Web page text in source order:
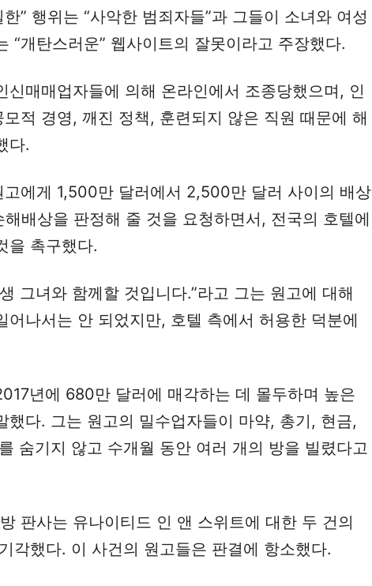
” 행위는 “사악한 범죄자들”과 그들이 소녀와 여성
“개탄스러운” 웹사이트의 잘못이라고 주장했다.
신매매업자들에 의해 온라인에서 조종당했으며, 인
적 경영, 깨진 정책, 훈련되지 않은 직원 때문에 해
다.
에게 1,500만 달러에서 2,500만 달러 사이의 배상
배상을 판정해 줄 것을 요청하면서, 전국의 호텔에
을 촉구했다.
그녀와 함께할 것입니다.”라고 그는 원고에 대해
어나서는 안 되었지만, 호텔 측에서 허용한 덕분에
년에 680만 달러에 매각하는 데 몰두하며 높은
했다. 그는 원고의 밀수업자들이 마약, 총기, 현금,
숨기지 않고 수개월 동안 여러 개의 방을 빌렸다고
판사는 유나이티드 인 앤 스위트에 대한 두 건의
각했다. 이 사건의 원고들은 판결에 항소했다.